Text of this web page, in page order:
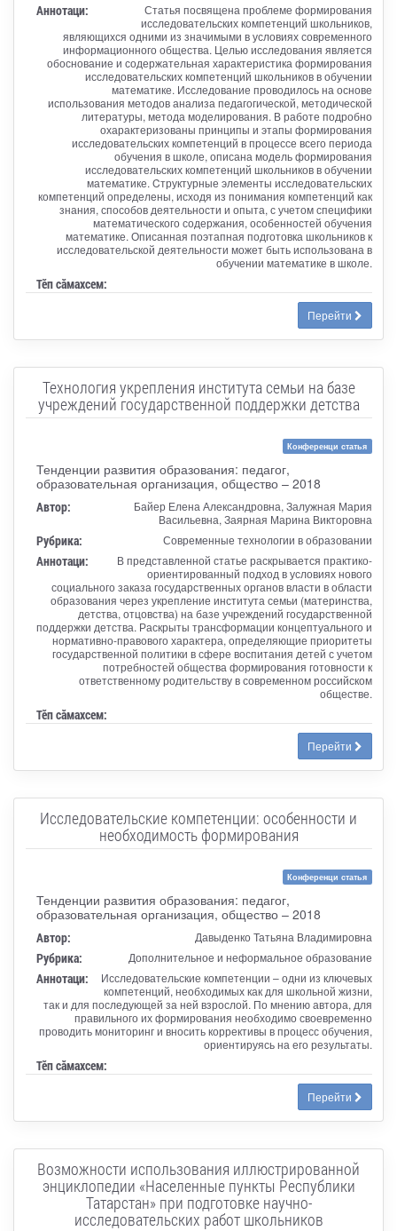
Аннотаци:
Статья посвящена проблеме формирования
исследовательских компетенций школьников,
являющихся одними из значимыми в условиях современного
информационного общества. Целью исследования является
обоснование и содержательная характеристика формирования
исследовательских компетенций школьников в обучении
математике. Исследование проводилось на основе
использования методов анализа педагогической, методической
литературы, метода моделирования. В работе подробно
охарактеризованы принципы и этапы формирования
исследовательских компетенций в процессе всего периода
обучения в школе, описана модель формирования
исследовательских компетенций школьников в обучении
математике. Cтруктурные элементы исследовательских
компетенций определены, исходя из понимания компетенций как
знания, способов деятельности и опыта, с учетом специфики
математического содержания, особенностей обучения
математике. Описанная поэтапная подготовка школьников к
исследовательской деятельности может быть использована в
обучении математике в школе.
Тӗп сӑмахсем:
Перейти
Технология укрепления института семьи на базе
учреждений государственной поддержки детства
Конференци статья
Тенденции развития образования: педагог,
образовательная организация, общество – 2018
Автор:
Байер Елена Александровна, Залужная Мария
Васильевна, Заярная Марина Викторовна
Рубрика: Современные технологии в образовании
Аннотаци:
В представленной статье раскрывается практико-
ориентированный подход в условиях нового
социального заказа государственных органов власти в области
образования через укрепление института семьи (материнства,
детства, отцовства) на базе учреждений государственной
поддержки детства. Раскрыты трансформации концептуального и
нормативно-правового характера, определяющие приоритеты
государственной политики в сфере воспитания детей с учетом
потребностей общества формирования готовности к
ответственному родительству в современном российском
обществе.
Тӗп сӑмахсем:
Перейти
Исследовательские компетенции: особенности и
необходимость формирования
Конференци статья
Тенденции развития образования: педагог,
образовательная организация, общество – 2018
Автор: Давыденко Татьяна Владимировна
Рубрика: Дополнительное и неформальное образование
Аннотаци:
Исследовательские компетенции – одни из ключевых
компетенций, необходимых как для школьной жизни,
так и для последующей за ней взрослой. По мнению автора, для
правильного их формирования необходимо своевременно
проводить мониторинг и вносить коррективы в процесс обучения,
ориентируясь на его результаты.
Тӗп сӑмахсем:
Перейти
Возможности использования иллюстрированной
энциклопедии «Населенные пункты Республики
Татарстан» при подготовке научно-
исследовательских работ школьников